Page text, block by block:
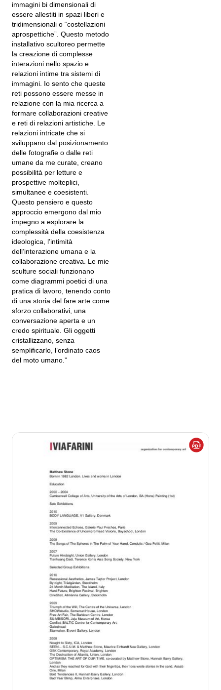
immagini bi dimensionali di
essere allestiti in spazi liberi e
tridimensionali o “costellazioni
aprospettiche”. Questo metodo
installativo scultoreo permette
la creazione di complesse
interazioni nello spazio e
relazioni intime tra sistemi di
immagini. Io sento che queste
reti possono essere messe in
relazione con la mia ricerca a
formare collaborazioni creative
e reti di relazioni artistiche. Le
relazioni intricate che si
sviluppano dal posizionamento
delle fotografie o dalle reti
umane da me curate, creano
possibilità per letture e
prospettive molteplici,
simultanee e coesistenti.
Questo pensiero e questo
approccio emergono dal mio
impegno a esplorare la
complessità della coesistenza
ideologica, l’intimità
dell’interazione umana e la
collaborazione creativa. Le mie
sculture sociali funzionano
come diagrammi poetici di una
pratica di lavoro, tenendo conto
di una storia del fare arte come
sforzo collaborativi, una
conversazione aperta e un
credo spirituale. Gli oggetti
cristallizzano, senza
semplificarlo, l’ordinato caos
del moto umano.”